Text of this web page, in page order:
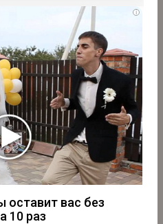
i
оставит вас без
10 раз